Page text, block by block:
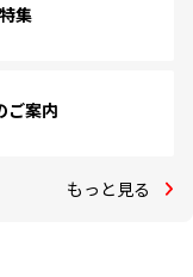
集
ご案内
もっと見る